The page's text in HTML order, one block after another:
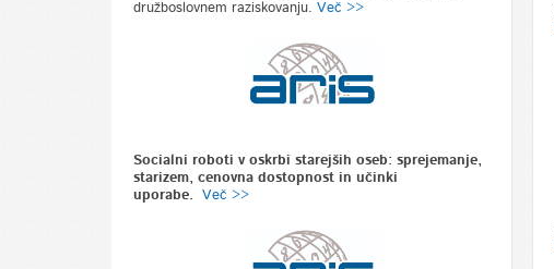
družboslovnem raziskovanju. Več >>
Socialni roboti v oskrbi starejših oseb: sprejemanje,
starizem, cenovna dostopnost in učinki
uporabe.
Več >>